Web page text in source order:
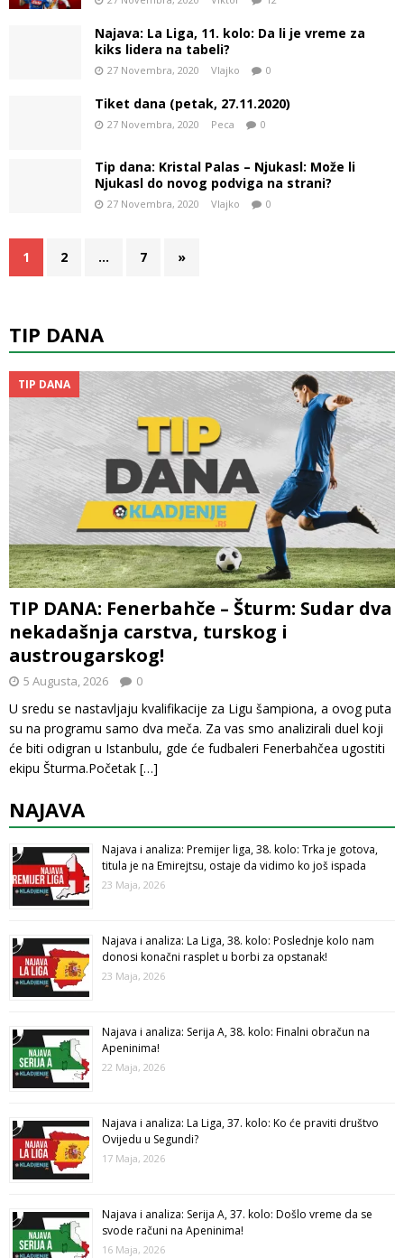
Najava: La Liga, 11. kolo: Da li je vreme za
kiks lidera na tabeli?
27 Novembra, 2020 Vlajko 0
Tiket dana (petak, 27.11.2020)
27 Novembra, 2020 Peca 0
Tip dana: Kristal Palas – Njukasl: Može li
Njukasl do novog podviga na strani?
27 Novembra, 2020 Vlajko 0
1 2 … 7 »
TIP DANA
TIP DANA
TIP DANA: Fenerbahče – Šturm: Sudar dva
nekadašnja carstva, turskog i
austrougarskog!
5 Augusta, 2026 0
U sredu se nastavljaju kvalifikacije za Ligu šampiona, a ovog puta
su na programu samo dva meča. Za vas smo analizirali duel koji
će biti odigran u Istanbulu, gde će fudbaleri Fenerbahčea ugostiti
ekipu Šturma.Početak […]
NAJAVA
Najava i analiza: Premijer liga, 38. kolo: Trka je gotova,
titula je na Emirejtsu, ostaje da vidimo ko još ispada
23 Maja, 2026
Najava i analiza: La Liga, 38. kolo: Poslednje kolo nam
donosi konačni rasplet u borbi za opstanak!
23 Maja, 2026
Najava i analiza: Serija A, 38. kolo: Finalni obračun na
Apeninima!
22 Maja, 2026
Najava i analiza: La Liga, 37. kolo: Ko će praviti društvo
Ovijedu u Segundi?
17 Maja, 2026
Najava i analiza: Serija A, 37. kolo: Došlo vreme da se
svode računi na Apeninima!
16 Maja, 2026